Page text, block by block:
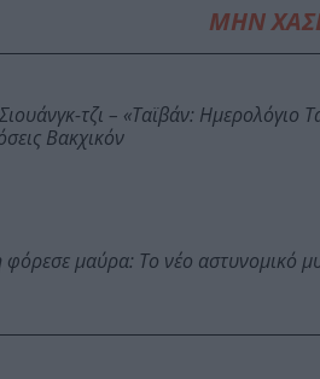
ΜΗΝ
τζι – «Ταϊβάν:
Βακχικόν
μαύρα: Το νέο αστυνομικό